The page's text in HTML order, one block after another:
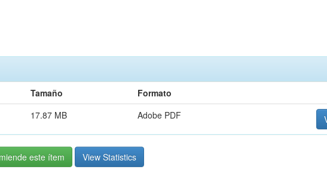
Tamaño
Formato
17.87 MB Adobe PDF
este ítem View Statistics